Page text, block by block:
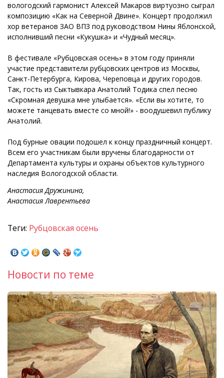
вологодский гармонист Алексей Макаров виртуозно сыграл
композицию «Как на Северной Двине». Концерт продолжил
хор ветеранов ЗАО ВПЗ под руководством Нины Яблонской,
исполнивший песни «Кукушка» и «Чудный месяц».
В фестивале «Рубцовская осень» в этом году приняли
участие представители рубцовских центров из Москвы,
Санкт-Петербурга, Кирова, Череповца и других городов.
Так, гость из Сыктывкара Анатолий Тодика спел песню
«Скромная девушка мне улыбается». «Если вы хотите, то
можете танцевать вместе со мной!» - воодушевил публику
Анатолий.
Под бурные овации подошел к концу праздничный концерт.
Всем его участникам были вручены благодарности от
Департамента культуры и охраны объектов культурного
наследия Вологодской области.
Анастасия Дружинина,
Анастасия Лаврентьева
Теги: Рубцовская осень
Новости по теме